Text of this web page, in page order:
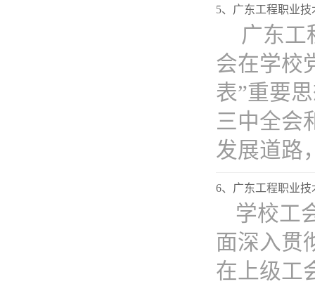
5、广东工程职业
广东工
会在学校
表”重要
三中全会
发展道路
6、广东工程职业技
学校工
面深入贯
在上级工